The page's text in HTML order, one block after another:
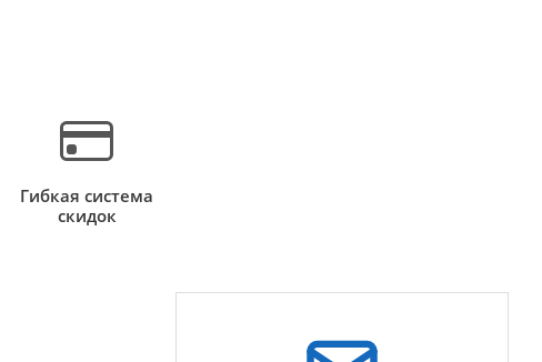
Гибкая система
скидок